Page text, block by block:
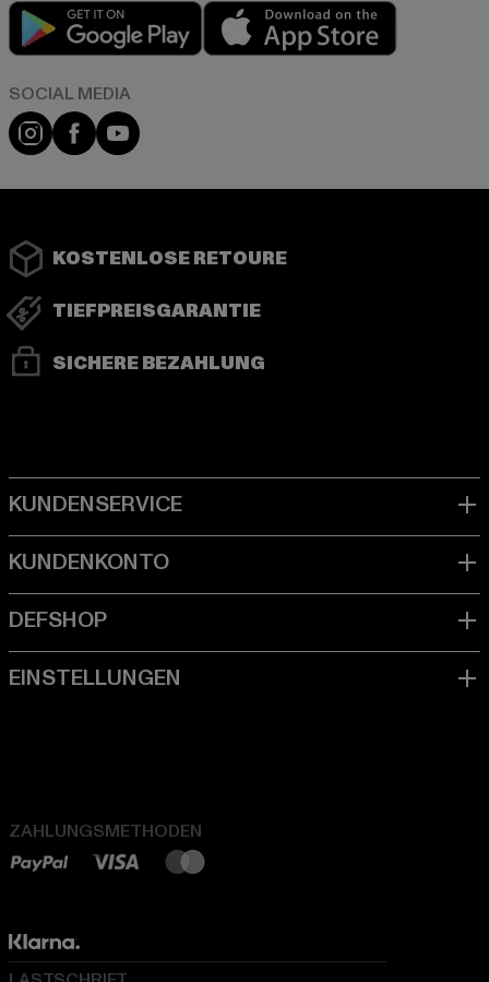
Play market
Instagram
FacebookYouTube
KOSTENLOSE RETOURE
TIEFPREISGARANTIE
SICHERE BEZAHLUNG
ZAHLUNGSMETHODEN